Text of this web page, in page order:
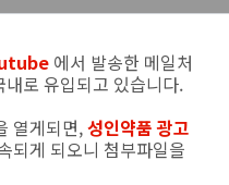
에서 발송한 메일처
로 유입되고 있습니다.
열게되면,성인약품 광고
되게 되오니 첨부파일을